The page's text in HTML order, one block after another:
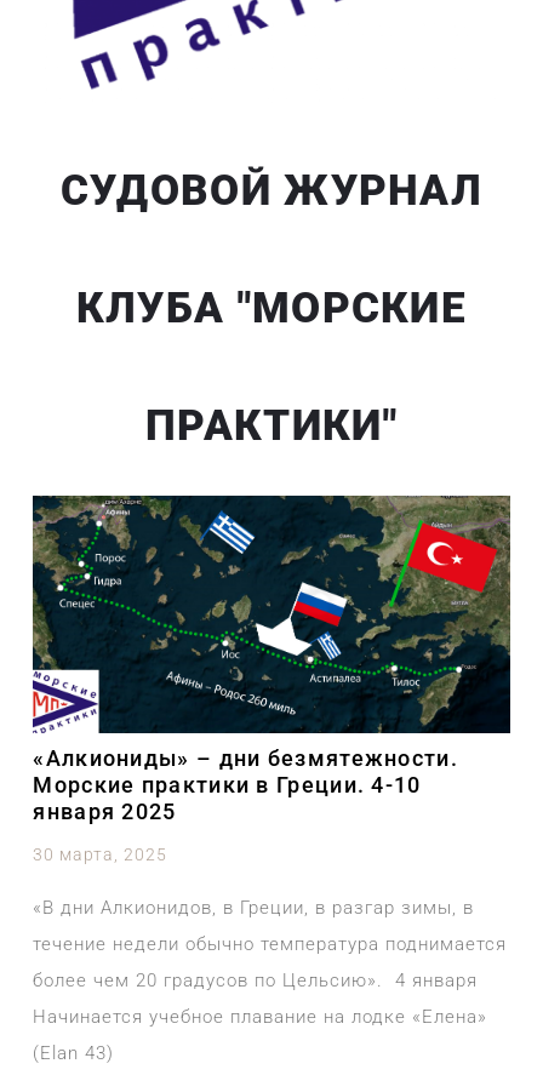
СУДОВОЙ ЖУРНАЛ
КЛУБА "МОРСКИЕ
ПРАКТИКИ"
«Алкиониды» – дни безмятежности.
Морские практики в Греции. 4-10
января 2025
30 марта, 2025
«В дни Алкионидов, в Греции, в разгар зимы, в
течение недели обычно температура поднимается
более чем 20 градусов по Цельсию». 4 января
Начинается учебное плавание на лодке «Елена»
(Elan 43)